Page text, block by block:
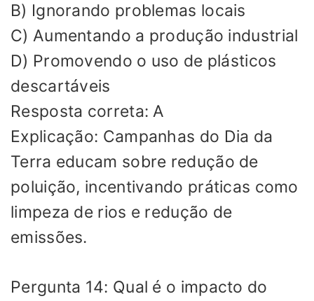
B) Ignorando problemas locais
C) Aumentando a produção industrial
D) Promovendo o uso de plásticos
descartáveis
Resposta correta: A
Explicação: Campanhas do Dia da
Terra educam sobre redução de
poluição, incentivando práticas como
limpeza de rios e redução de
emissões.
Pergunta 14: Qual é o impacto do